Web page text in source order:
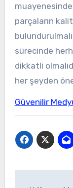
parçaların
sürecinde
dikkatli
her şeyden
Güvenilir